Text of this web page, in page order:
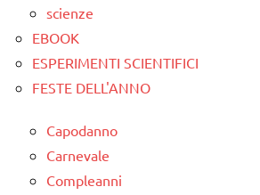
scienze
EBOOK
ESPERIMENTI SCIENTIFICI
FESTE DELL'ANNO
Capodanno
Carnevale
Compleanni